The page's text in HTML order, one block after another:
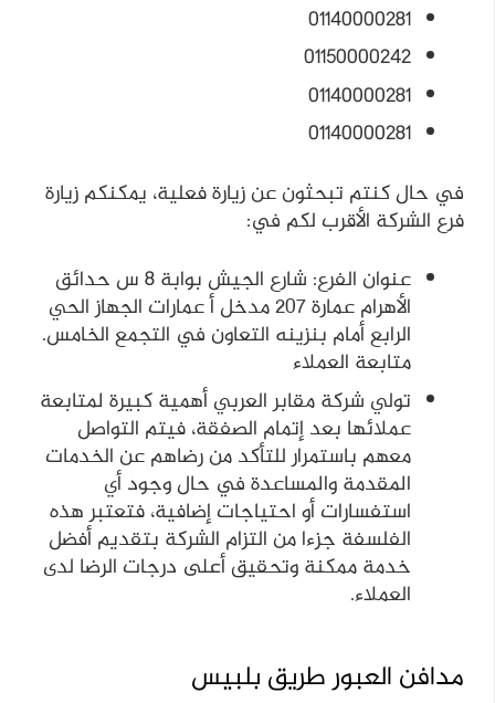
01140000281
01150000242
01140000281
01140000281
في حال كنتم تبحثون عن زيارة فعلية، يمكنكم زيارة
فرع الشركة الأقرب لكم في:
عنوان الفرع: شارع الجيش بوابة 8 س حدائق
الأهرام عمارة ٢٠٧ مدخل أ عمارات الجهاز الحي
الرابع أمام بنزينه التعاون في التجمع الخامس.
متابعة العملاء
تولي شركة مقابر العربي أهمية كبيرة لمتابعة
عملائها بعد إتمام الصفقة، فيتم التواصل
معهم باستمرار للتأكد من رضاهم عن الخدمات
المقدمة والمساعدة في حال وجود أي
استفسارات أو احتياجات إضافية، فتعتبر هذه
الفلسفة جزءا من التزام الشركة بتقديم أفضل
خدمة ممكنة وتحقيق أعلى درجات الرضا لدى
العملاء.
مدافن العبور طريق بلبيس